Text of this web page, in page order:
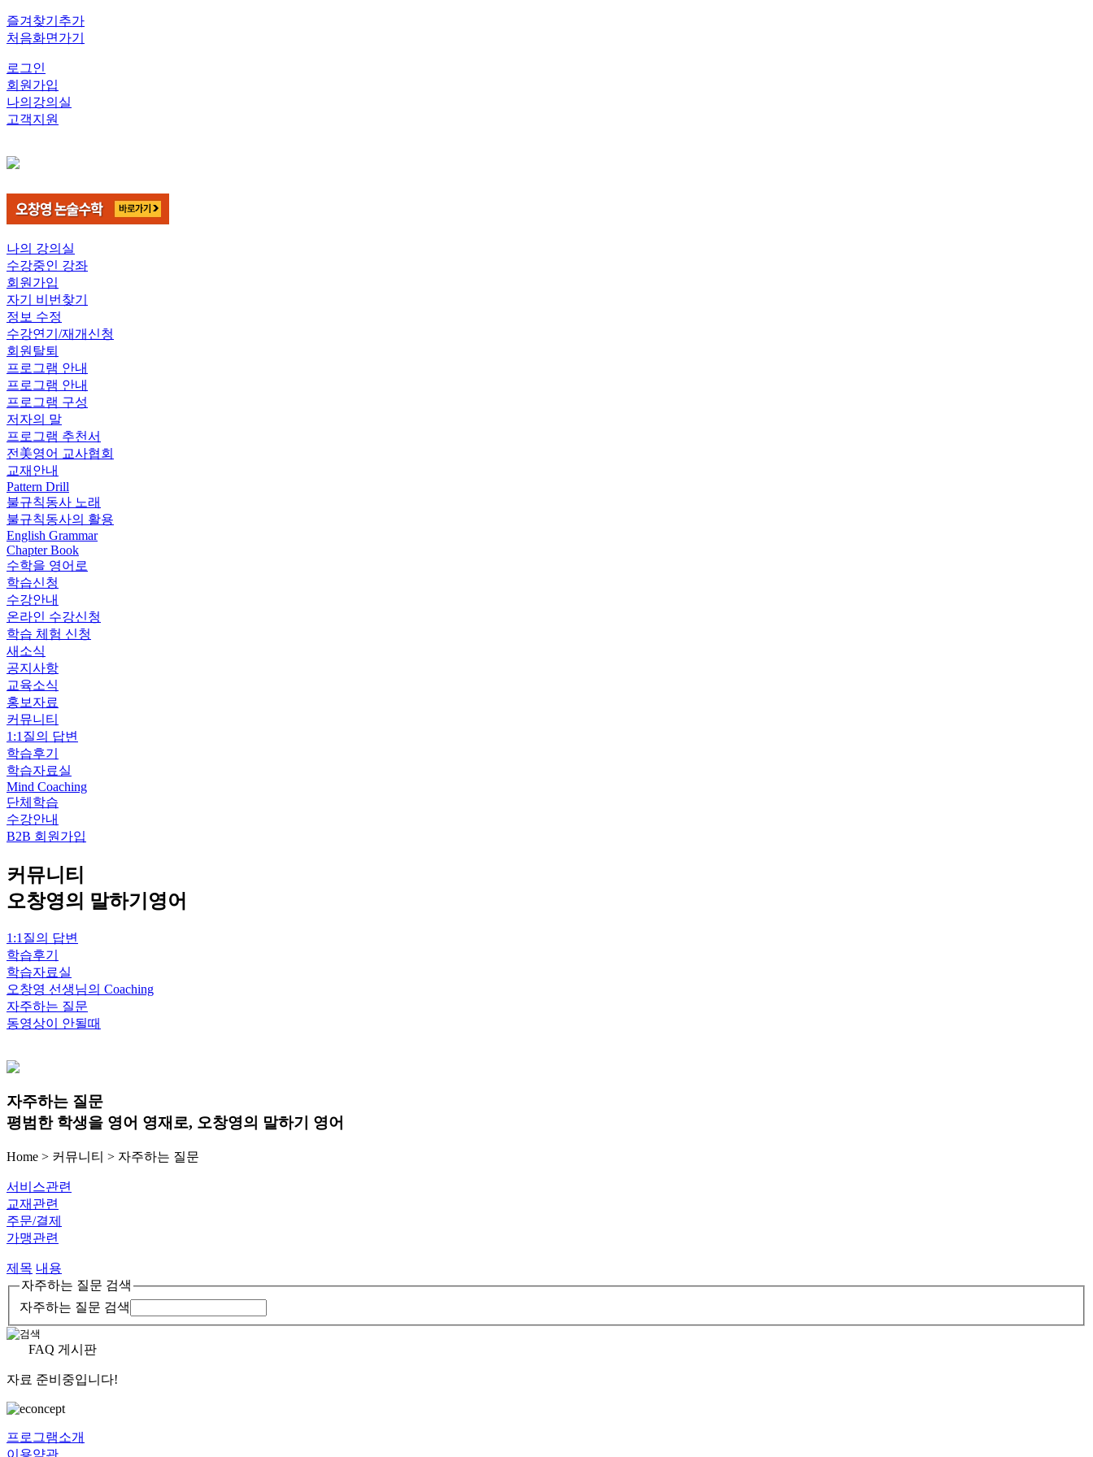
즐겨찾기추가
처음화면가기
로그인
회원가입
나의강의실
고객지원
나의 강의실
수강중인 강좌
회원가입
자기 비번찾기
정보 수정
수강연기/재개신청
회원탈퇴
프로그램 안내
프로그램 안내
프로그램 구성
저자의 말
프로그램 추천서
전美영어 교사협회
교재안내
Pattern Drill
불규칙동사 노래
불규칙동사의 활용
English Grammar
Chapter Book
수학을 영어로
학습신청
수강안내
온라인 수강신청
학습 체험 신청
새소식
공지사항
교육소식
홍보자료
커뮤니티
1:1질의 답변
학습후기
학습자료실
Mind Coaching
단체학습
수강안내
B2B 회원가입
커뮤니티
오창영의 말하기영어
1:1질의 답변
학습후기
학습자료실
오창영 선생님의 Coaching
자주하는 질문
동영상이 안될때
자주하는 질문
평범한 학생을 영어 영재로, 오창영의 말하기 영어
Home > 커뮤니티 > 자주하는 질문
서비스관련
교재관련
주문/결제
가맹관련
제목 내용
자주하는 질문 검색
자주하는 질문 검색
FAQ 게시판
자료 준비중입니다!
프로그램소개
이용약관